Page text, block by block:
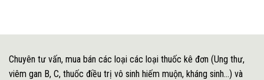
Chuyên tư vấn, mua bán các loại các loại thuốc kê đơn (Ung thư,
viêm gan B, C, thuốc điều trị vô sinh hiếm muộn, kháng sinh...) và